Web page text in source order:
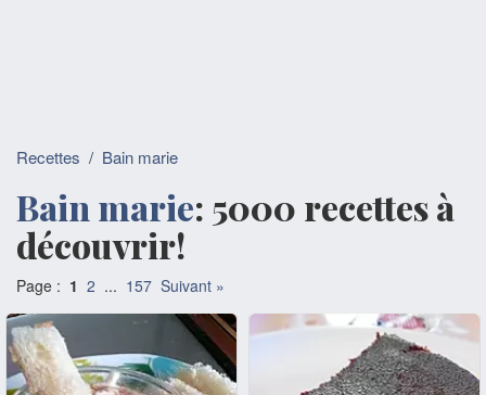
Recettes / Bain marie
Bain marie: 5000 recettes à
découvrir!
Page : 1 2 ... 157 Suivant »